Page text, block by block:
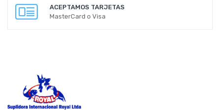
ACEPTAMOS TARJETAS
MasterCard o Visa